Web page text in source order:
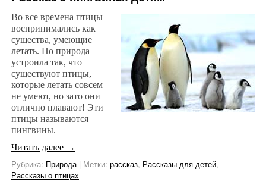
Во все времена птицы
воспринимались как
существа, умеющие
летать. Но природа
устроила так, что
существуют птицы,
которые летать совсем
не умеют, но зато они
отлично плавают! Эти
птицы называются
пингвины.
Читать далее →
Рубрика: Природа | Метки: рассказ, Рассказы для детей,
Рассказы о птицах